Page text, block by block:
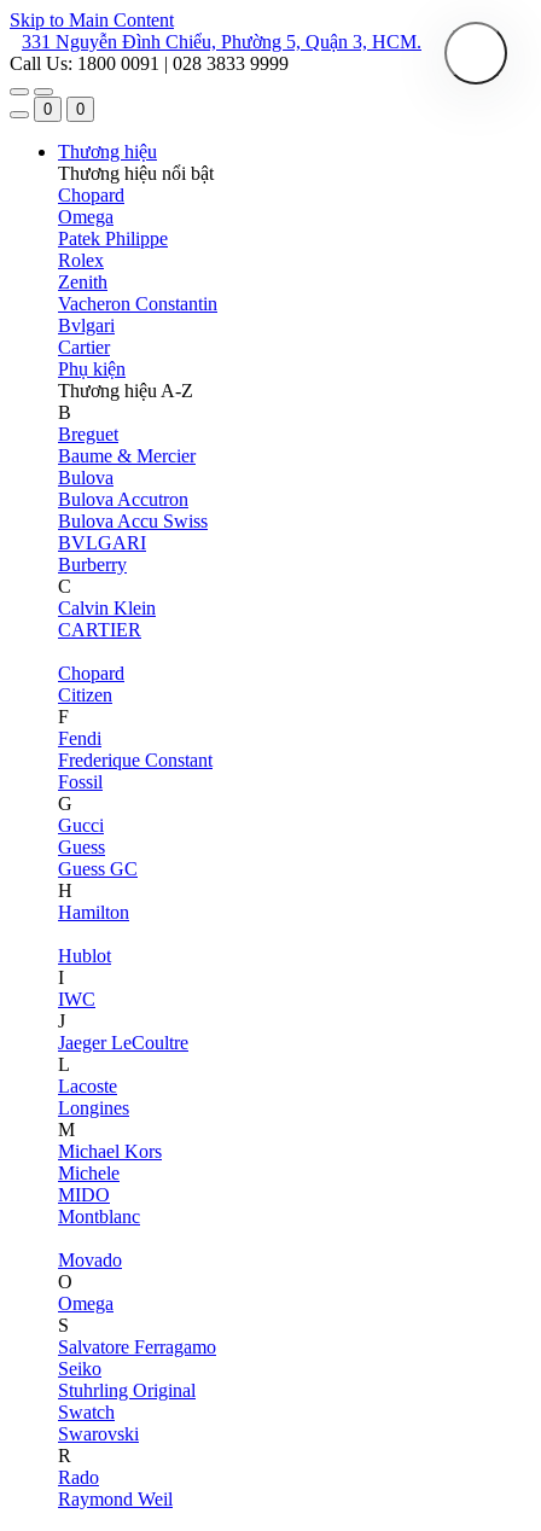
Skip to Main Content
331 Nguyễn Đình Chiểu, Phường 5, Quận 3, HCM.
Call Us: 1800 0091 | 028 3833 9999
0 0
Thương hiệu
Thương hiệu nổi bật
Chopard
Omega
Patek Philippe
Rolex
Zenith
Vacheron Constantin
Bvlgari
Cartier
Phụ kiện
Thương hiệu A-Z
B
Breguet
Baume & Mercier
Bulova
Bulova Accutron
Bulova Accu Swiss
BVLGARI
Burberry
C
Calvin Klein
CARTIER
Chopard
Citizen
F
Fendi
Frederique Constant
Fossil
G
Gucci
Guess
Guess GC
H
Hamilton
Hublot
I
IWC
J
Jaeger LeCoultre
L
Lacoste
Longines
M
Michael Kors
Michele
MIDO
Montblanc
Movado
O
Omega
S
Salvatore Ferragamo
Seiko
Stuhrling Original
Swatch
Swarovski
R
Rado
Raymond Weil